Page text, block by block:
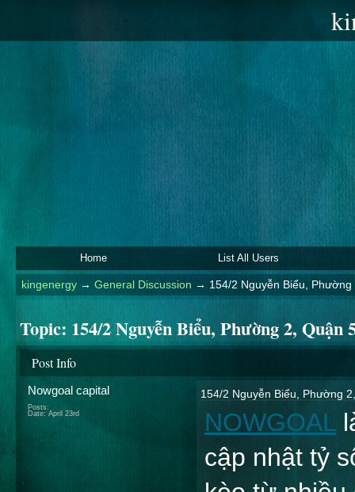
Home List All Users
kingenergy→ General Discussion → 154/2 Nguyễn Biểu,
Topic: 154/2 Nguyễn Biểu, Phường 2,
Post Info
Nowgoal capital
Posts:
Date: April 23rd
154/2 Nguyễn Biểu, Phường
NOWGOAL
cập nhật tỷ